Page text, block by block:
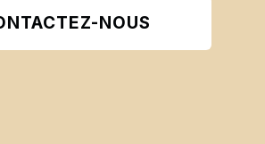
NOUS